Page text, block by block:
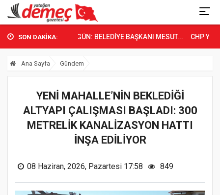
SON DAKİKA:TARİHİ GÜN: BELEDİYE BAŞKANI MESUT... CHP Yatağan
Ana Sayfa Gündem
YENİ MAHALLE’NİN BEKLEDİĞİ
ALTYAPI ÇALIŞMASI BAŞLADI: 300
METRELİK KANALİZASYON HATTI
İNŞA EDİLİYOR
08 Haziran, 2026, Pazartesi 17:58 849